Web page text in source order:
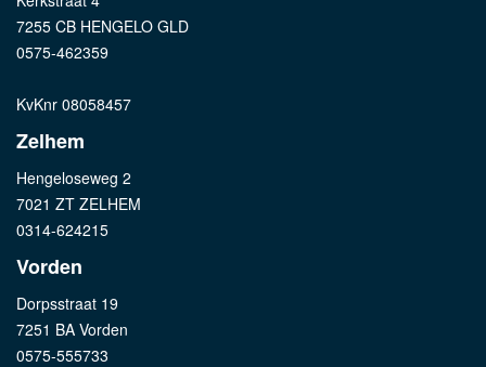
7255 CB HENGELO GLD
0575-462359
KvKnr 08058457
Zelhem
Hengeloseweg 2
7021 ZT ZELHEM
0314-624215
Vorden
Dorpsstraat 19
7251 BA Vorden
0575-555733